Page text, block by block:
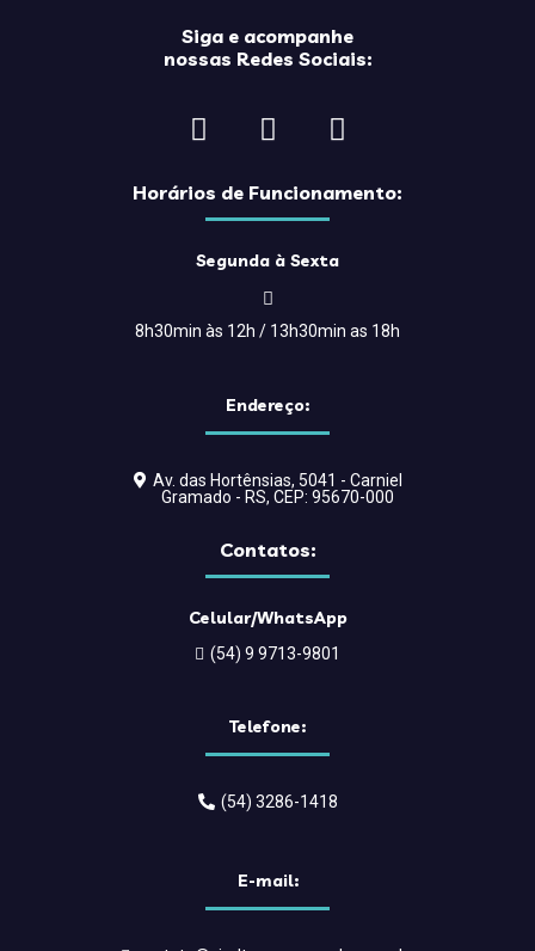
Siga e acompanhe
nossas Redes Sociais:
Horários de Funcionamento:
Segunda à Sexta
8h30min às 12h / 13h30min as 18h
Endereço:
Av. das Hortênsias, 5041 - Carniel
Gramado - RS, CEP: 95670-000
Contatos:
Celular/WhatsApp
(54) 9 9713-9801
Telefone:
(54) 3286-1418
E-mail: